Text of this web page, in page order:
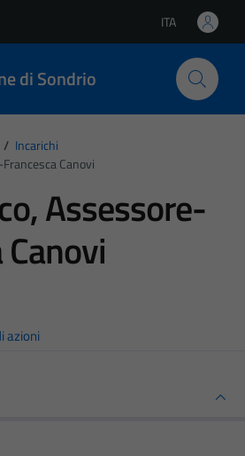
Lingua attiva:
ITA
di Sondrio
/ Incarichi
Canovi
Assessore-
azioni